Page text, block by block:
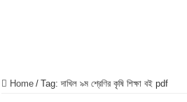
Home / Tag:দাখিল ৯ম শ্রেণির কৃষি শিক্ষা বই pdf